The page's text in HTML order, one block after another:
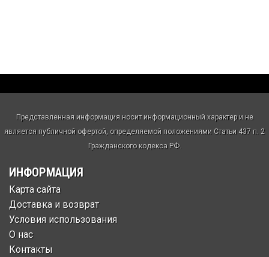
Представленная информация носит информационный характер и не
является публичной офертой, определяемой положениями Статьи 437 п. 2
Гражданского кодекса РФ.
ИНФОРМАЦИЯ
Карта сайта
Доставка и возврат
Условия использования
О нас
Контакты